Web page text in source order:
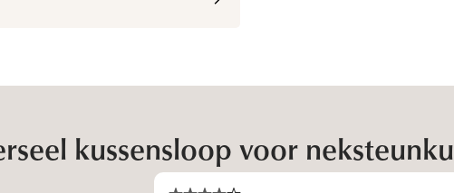
kussensloop voor